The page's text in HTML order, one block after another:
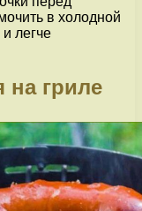
в холодной
легче
на гриле